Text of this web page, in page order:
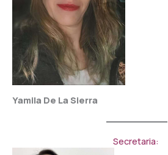
Yamila De La Sierra
Secretaria: